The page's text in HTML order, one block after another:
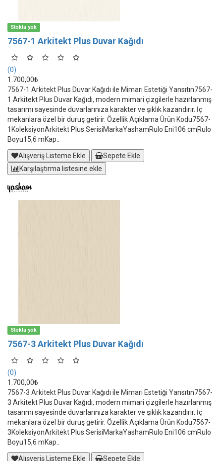
Stokta yok
7567-1 Arkitekt Plus Duvar Kağıdı
(0)
1.700,00₺
7567-1 Arkitekt Plus Duvar Kağıdı ile Mimari Estetiği Yansıtın7567-
1 Arkitekt Plus Duvar Kağıdı, modern mimari çizgilerle hazırlanmış
tasarımı sayesinde duvarlarınıza karakter ve şıklık kazandırır. İç
mekanlara özel bir duruş getirir. Özellik Açıklama Ürün Kodu7567-
1KoleksiyonArkitekt Plus SerisiMarkaYashamRulo Eni106 cmRulo
Boyu15,6 mKap..
Alışveriş Listeme Ekle
Sepete Ekle
Karşılaştırma listesine ekle
Stokta yok
7567-3 Arkitekt Plus Duvar Kağıdı
(0)
1.700,00₺
7567-3 Arkitekt Plus Duvar Kağıdı ile Mimari Estetiği Yansıtın7567-
3 Arkitekt Plus Duvar Kağıdı, modern mimari çizgilerle hazırlanmış
tasarımı sayesinde duvarlarınıza karakter ve şıklık kazandırır. İç
mekanlara özel bir duruş getirir. Özellik Açıklama Ürün Kodu7567-
3KoleksiyonArkitekt Plus SerisiMarkaYashamRulo Eni106 cmRulo
Boyu15,6 mKap..
Alışveriş Listeme Ekle Sepete Ekle